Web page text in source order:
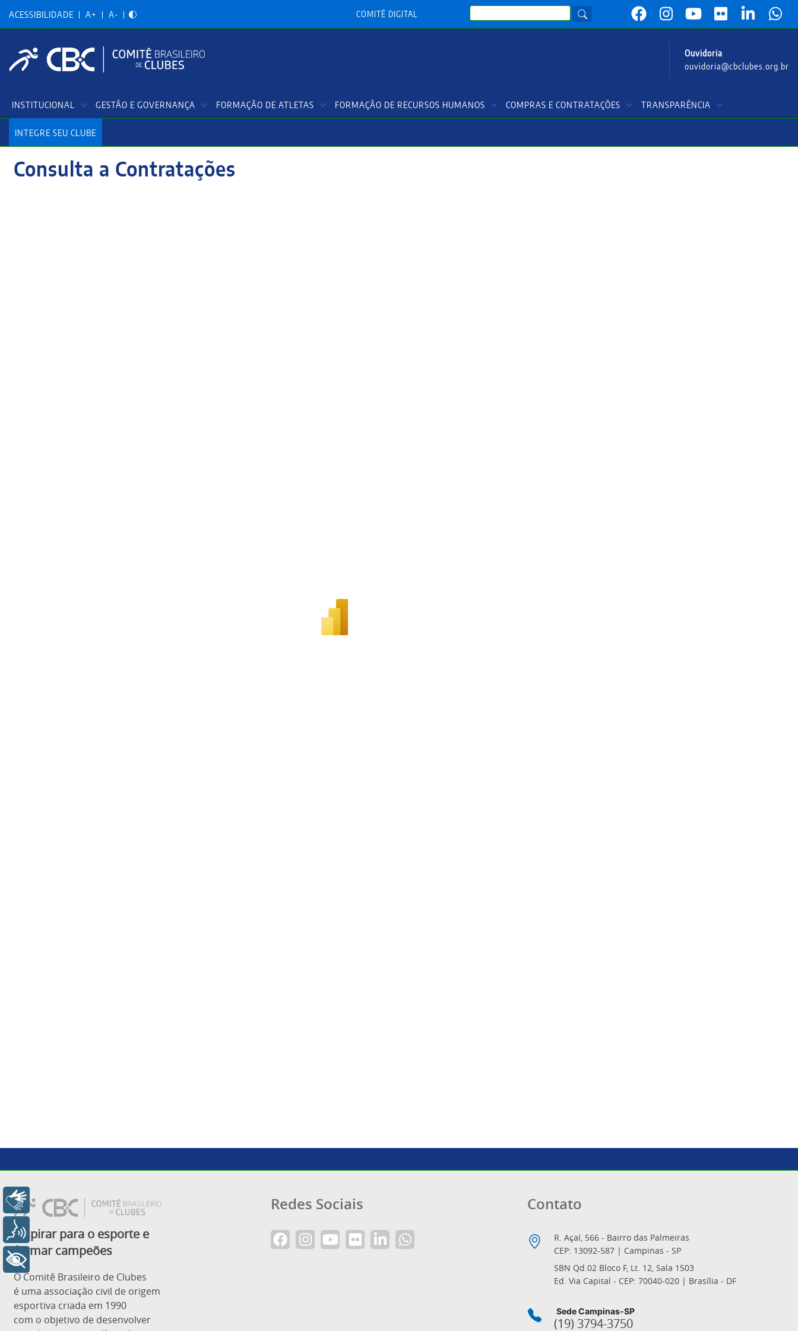
para
conteúdo
ACESSIBILIDADE A+ A- COMITÊ DIGITAL
Search
Ouvidoria
ouvidoria@cbclubes.org.br
Principal
INSTITUCIONAL GESTÃO E GOVERNANÇA FORMAÇÃO DE ATLETAS FORMAÇÃO DE RECURSOS HUMANOS COMPRAS E CONTRATAÇÕES TRANSPARÊNCIA
INTEGRE SEU CLUBE
Consulta a Contratações
Inspirar para o esporte e
formar campeões
O Comitê Brasileiro de Clubes
é uma associação civil de origem
esportiva criada em 1990
com o objetivo de desenvolver
Redes Sociais Contato
R. Açaí, 566 - Bairro das Palmeiras
CEP: 13092-587 | Campinas - SP
SBN Qd.02 Bloco F, Lt. 12, Sala 1503
Ed. Via Capital - CEP: 70040-020 | Brasília - DF
Sede Campinas-SP
(19) 3794-3750
Libras
Voz
+ Acessibilidade